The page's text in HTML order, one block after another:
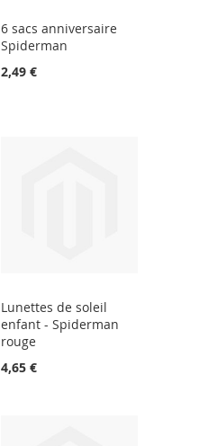
6 sacs anniversaire
Spiderman
2,49 €
Lunettes de soleil
enfant - Spiderman
rouge
4,65 €